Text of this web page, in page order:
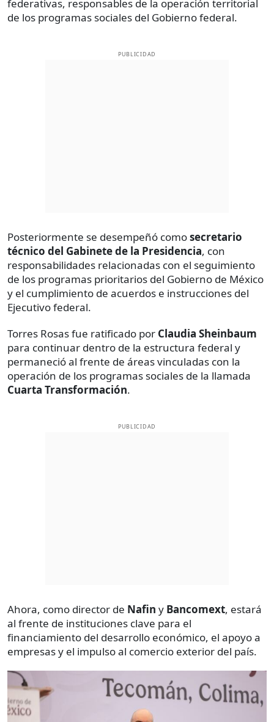
federativas, responsables de la operación territorial
de los programas sociales del Gobierno federal.
PUBLICIDAD
Posteriormente se desempeñó comosecretario
técnico del Gabinete de la Presidencia, con
responsabilidades relacionadas con el seguimiento
de los programas prioritarios del Gobierno de México
y el cumplimiento de acuerdos e instrucciones del
Ejecutivo federal.
Torres Rosas fue ratificado por Claudia Sheinbaum
para continuar dentro de la estructura federal y
permaneció al frente de áreas vinculadas con la
operación de los programas sociales de la llamada
Cuarta Transformación.
PUBLICIDAD
Ahora, como director de Nafin y Bancomext, estará
al frente de instituciones clave para el
financiamiento del desarrollo económico, el apoyo a
empresas y el impulso al comercio exterior del país.